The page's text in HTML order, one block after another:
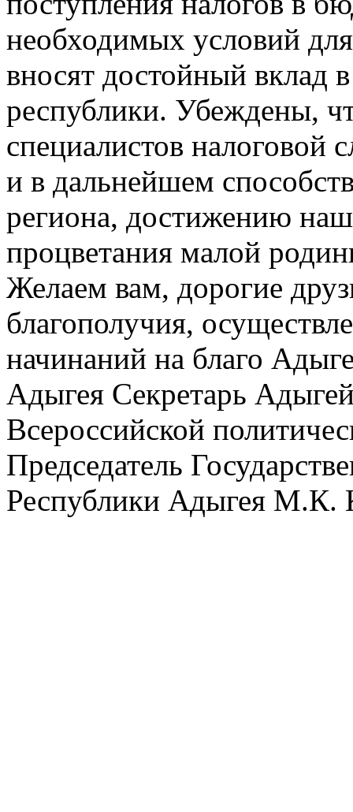
необходимых условий
вносят достойный вклад
республики. Убеждены,
специалистов налоговой
и в дальнейшем
региона, достижению
процветания малой
Желаем вам, дорогие
благополучия,
начинаний на благо
Адыгея Секретарь
Всероссийской
Председатель
Республики Адыгея